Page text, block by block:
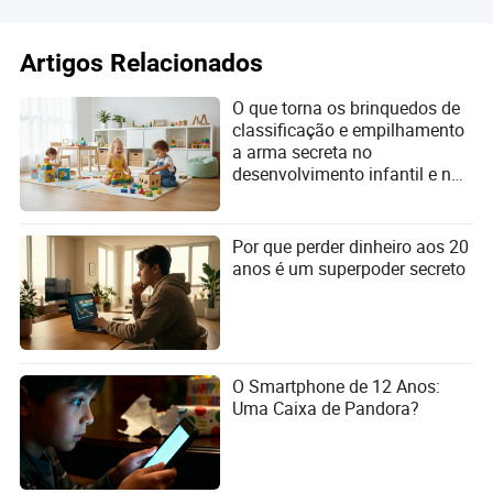
Outro risco é a falta de acesso a benefícios por
incapacidade. Muitos motoristas desenvolvem doenças
ocupacionais, como perda auditiva, lesões na coluna e
problemas respiratórios, que os impedem de continuar
trabalhando. Sem a aposentadoria especial, eles podem
enfrentar dificuldades para obter auxílio-doença ou
aposentadoria por invalidez.
Alternativas para motoristas que não conseguem a
aposentadoria especial
Embora a aposentadoria especial seja a melhor opção
para motoristas, existem alternativas para quem não
consegue obtê-la:
Aposentadoria por tempo de contribuição:
podem se aposentar após 35 anos de contribuição,
e mulheres após 30 anos, mas sem a redução do
tempo por exposição a agentes nocivos.
Aposentadoria por idade:
aposentar aos 65 anos, e mulheres aos 62, desde
Artigos Relacionados
O que torna os brinquedos de
classificação e empilhamento
a arma secreta no
desenvolvimento infantil e na
Por que perder dinheiro aos 20
anos é um superpoder secreto
O Smartphone de 12 Anos:
Uma Caixa de Pandora?